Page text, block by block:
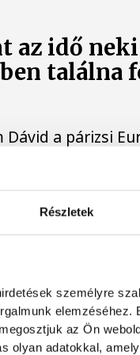
Részletek
személyre
az Ön
olyan adatokkal,
az idő
találna
Dávid a párizsi
mögött; a
jövőre, a hazai
talál" a
új
1-0-ra nyert meg